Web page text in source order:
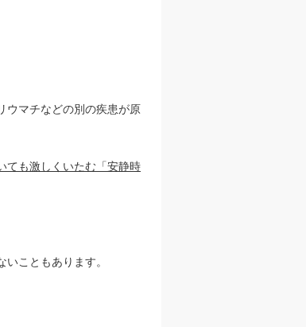
ウマチなどの別の疾患が原
ても激しくいたむ「安静時
こともあります。